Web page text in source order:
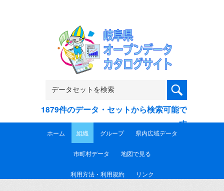
1879件のデータ・セットから検索可能で
す
ホーム 組織 グループ 県内広域データ
市町村データ 地図で見る
利用方法・利用規約 リンク